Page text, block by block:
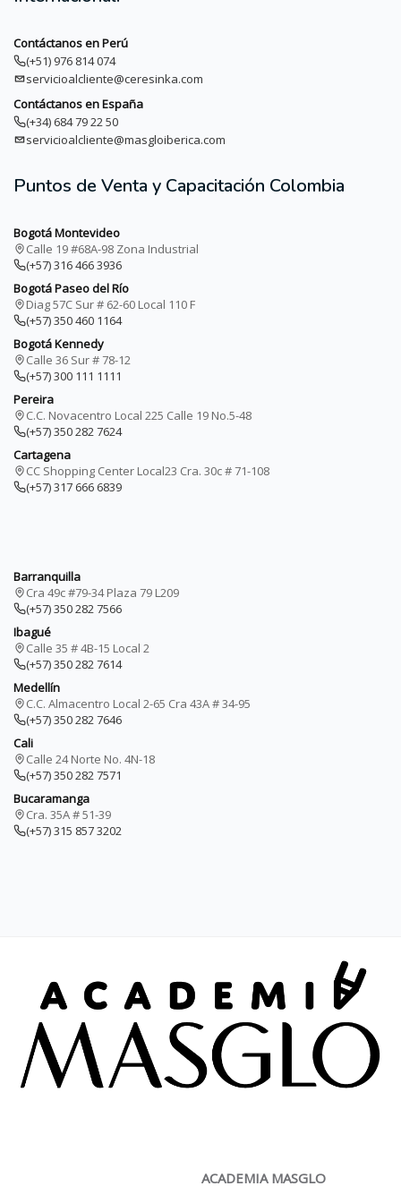
Contáctanos en Perú
(+51) 976 814 074
servicioalcliente@ceresinka.com
Contáctanos en España
(+34) 684 79 22 50
servicioalcliente@masgloiberica.com
Puntos de Venta y Capacitación Colombia
Bogotá Montevideo
Calle 19 #68A-98 Zona Industrial
(+57) 316 466 3936
Bogotá Paseo del Río
Diag 57C Sur # 62-60 Local 110 F
(+57) 350 460 1164
Bogotá Kennedy
Calle 36 Sur # 78-12
(+57) 300 111 1111
Pereira
C.C. Novacentro Local 225 Calle 19 No.5-48
(+57) 350 282 7624
Cartagena
CC Shopping Center Local23 Cra. 30c # 71-108
(+57) 317 666 6839
Barranquilla
Cra 49c #79-34 Plaza 79 L209
(+57) 350 282 7566
Ibagué
Calle 35 # 4B-15 Local 2
(+57) 350 282 7614
Medellín
C.C. Almacentro Local 2-65 Cra 43A # 34-95
(+57) 350 282 7646
Cali
Calle 24 Norte No. 4N-18
(+57) 350 282 7571
Bucaramanga
Cra. 35A # 51-39
(+57) 315 857 3202
ACADEMIA MASGLO